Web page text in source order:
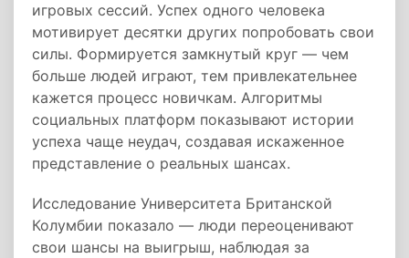
игровых сессий. Успех одного человека
мотивирует десятки других попробовать свои
силы. Формируется замкнутый круг — чем
больше людей играют, тем привлекательнее
кажется процесс новичкам. Алгоритмы
социальных платформ показывают истории
успеха чаще неудач, создавая искаженное
представление о реальных шансах.
Исследование Университета Британской
Колумбии показало — люди переоценивают
свои шансы на выигрыш, наблюдая за